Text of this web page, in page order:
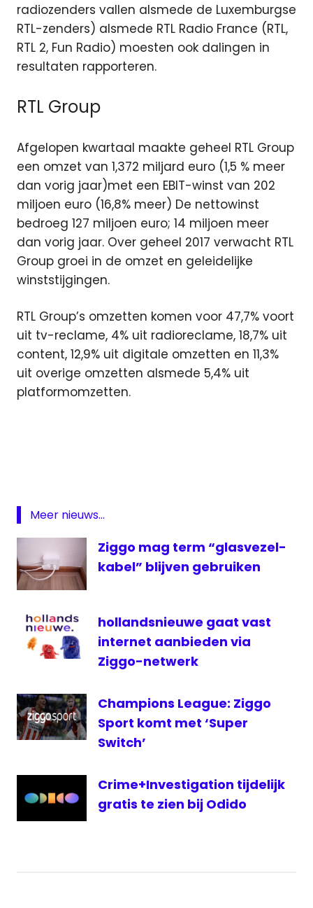
radiozenders vallen alsmede de Luxemburgse
RTL-zenders) alsmede RTL Radio France (RTL,
RTL 2, Fun Radio) moesten ook dalingen in
resultaten rapporteren.
RTL Group
Afgelopen kwartaal maakte geheel RTL Group
een omzet van 1,372 miljard euro (1,5 % meer
dan vorig jaar)met een EBIT-winst van 202
miljoen euro (16,8% meer) De nettowinst
bedroeg 127 miljoen euro; 14 miljoen meer
dan vorig jaar. Over geheel 2017 verwacht RTL
Group groei in de omzet en geleidelijke
winststijgingen.
RTL Group’s omzetten komen voor 47,7% voort
uit tv-reclame, 4% uit radioreclame, 18,7% uit
content, 12,9% uit digitale omzetten en 11,3%
uit overige omzetten alsmede 5,4% uit
platformomzetten.
Deutschland
rtl
nederland
Meer nieuws...
Ziggo mag term “glasvezel-
kabel” blijven gebruiken
hollandsnieuwe gaat vast
internet aanbieden via
Ziggo-netwerk
Champions League: Ziggo
Sport komt met ‘Super
Switch’
Crime+Investigation tijdelijk
gratis te zien bij Odido